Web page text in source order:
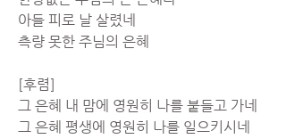
아들 피로 날 살렸네
측량 못한 주님의 은혜
[후렴]
그 은혜 내 맘에 영원히 나를 붙들고 가네
그 은혜 평생에 영원히 나를 일으키시네